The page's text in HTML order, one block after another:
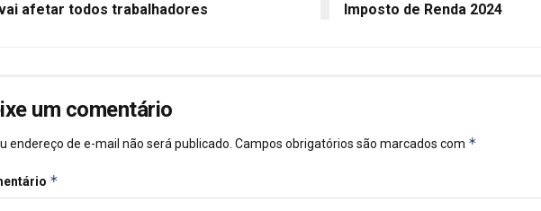
afetar todos trabalhadores
Imposto de Renda 2024
um comentário
endereço de e-mail não será publicado. Campos obrigatórios são marcados com *
*